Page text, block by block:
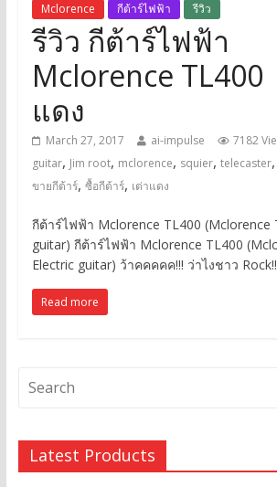
Mclorence กีต้าร์ไฟฟ้า รีวิว
รีวิว กีต้าร์ไฟฟ้า
Mclorence TL400
แดง
March 27, 2017 ai-impulse 7182
guitar, Jim root, mclorence, squier, telecaster,
ขายกีต้าร์, ซื้อกีต้าร์, เต่าแดง
กีต้าร์ไฟฟ้า Mclorence TL400 (Mclorence
guitar) กีต้าร์ไฟฟ้า Mclorence TL400
Electric guitar) ว้าคคคคค!!! ว่าไงชาว
Read more
Latest Products